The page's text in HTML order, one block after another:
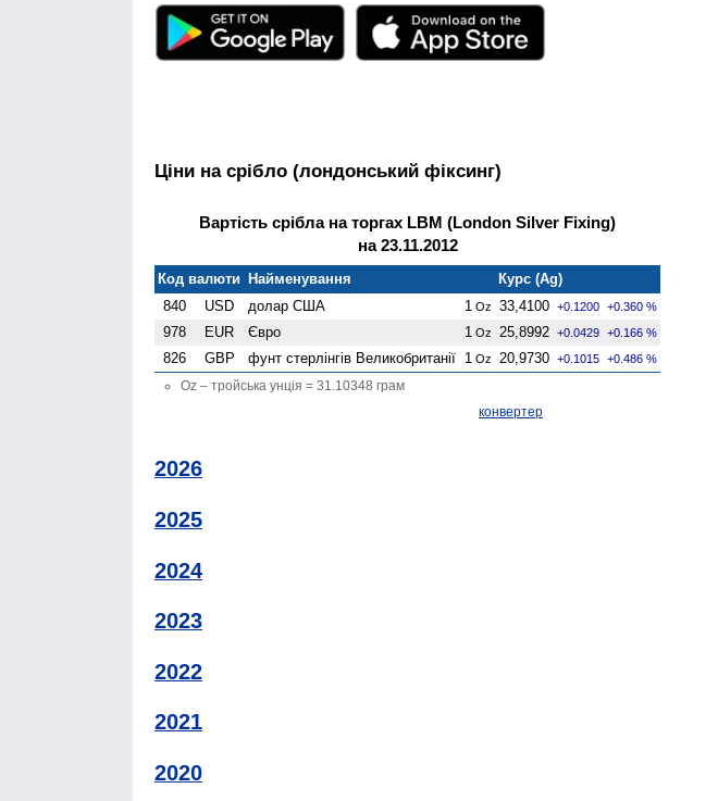
Ціни на срібло (лондонський фіксинг)
Вартість срібла на торгах LBM (London Silver Fixing)
на 23.11.2012
Код валюти Найменування
Курс (Ag)
840
USD долар США 1 Oz 33,4100 +0.1200 +0.360 %
978 EUR Євро 1 Oz 25,8992 +0.0429 +0.166 %
826 GBP фунт стерлінгів Велико­британії 1 Oz 20,9730 +0.1015 +0.486 %
Oz – тройська унція = 31.10348 грам
конвертер
2026
2025
2024
2023
2022
2021
2020